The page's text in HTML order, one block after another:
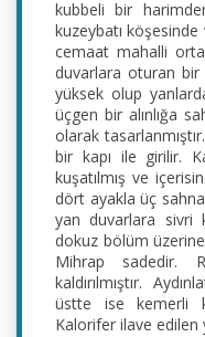
kubbeli bir
kuzeybatı köşesinde
cemaat mahalli
duvarlara oturan
yüksek olup
üçgen bir alınlığa
olarak
bir kapı ile girilir.
kuşatılmış ve
dört ayakla üç
yan duvarlara sivri
dokuz bölüm
Mihrap sadedir.
kaldırılmıştır.
üstte ise kemerli
Kalorifer ilave edilen